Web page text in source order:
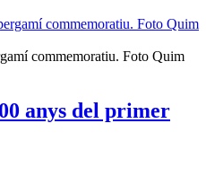
commemoratiu. Foto Quim
anys del primer